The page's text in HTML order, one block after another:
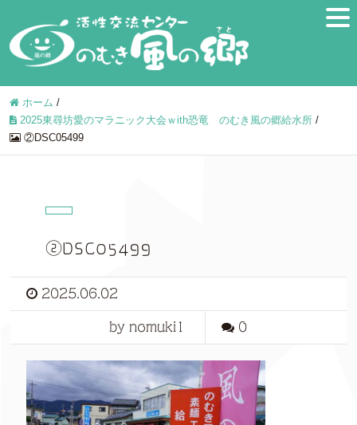
ホーム /
2025東尋坊愛のマラニック大会ｗith恐竜 のむき風の郷給水所 /
②DSC05499
②DSC05499
2025.06.02
by nomuki1 0